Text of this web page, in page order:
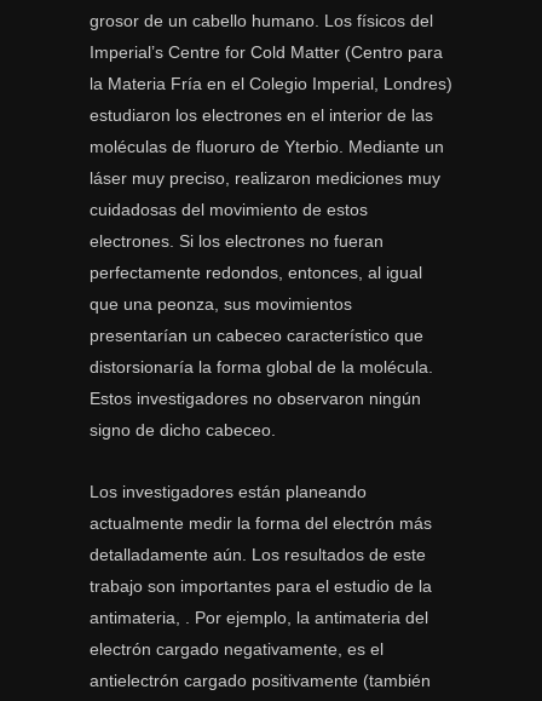
grosor de un cabello humano. Los físicos del
Imperial’s Centre for Cold Matter (Centro para
la Materia Fría en el Colegio Imperial, Londres)
estudiaron los electrones en el interior de las
moléculas de fluoruro de Yterbio. Mediante un
láser muy preciso, realizaron mediciones muy
cuidadosas del movimiento de estos
electrones. Si los electrones no fueran
perfectamente redondos, entonces, al igual
que una peonza, sus movimientos
presentarían un cabeceo característico que
distorsionaría la forma global de la molécula.
Estos investigadores no observaron ningún
signo de dicho cabeceo.
Los investigadores están planeando
actualmente medir la forma del electrón más
detalladamente aún. Los resultados de este
trabajo son importantes para el estudio de la
antimateria,
. Por ejemplo, la antimateria del
electrón cargado negativamente, es el
antielectrón cargado positivamente (también